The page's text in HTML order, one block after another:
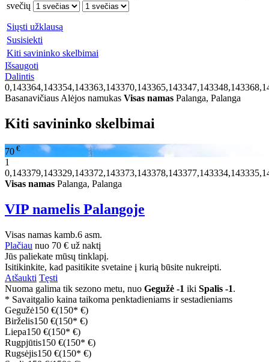
svečių
Siųsti užklausą
Susisiekti
Kiti savininko skelbimai
Išsaugoti
Dalintis
Basanavičiaus Alėjos namukas Visas namas Palanga, Palanga
Kiti savininko skelbimai
70 €
1
Visas namas Palanga, Palanga
VIP namelis Palangoje
Visas namas kamb.6 asm.
Plačiau nuo 70 € už naktį
Jūs paliekate mūsų tinklapį.
Isitikinkite, kad pasitikite svetaine į kurią būsite nukreipti.
Atšaukti Tęsti
Nuoma galima tik sezono metu, nuo Gegužė -1 iki Spalis -1.
* Savaitgalio kaina taikoma penktadieniams ir sestadieniams
Gegužė150 €(150* €)
Birželis150 €(150* €)
Liepa150 €(150* €)
Rugpjūtis150 €(150* €)
Rugsėjis150 €(150* €)